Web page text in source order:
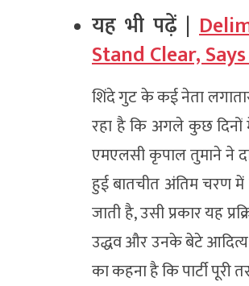
यह भी पढ़ें |
Stand Clear,
शिंदे गुट के कई नेता
रहा है कि अगले कुछ दिनों
एमएलसी कृपाल तुमाने ने
हुई बातचीत अंतिम चरण
जाती है, उसी प्रकार यह
उद्धव और उनके बेटे
का कहना है कि पार्टी